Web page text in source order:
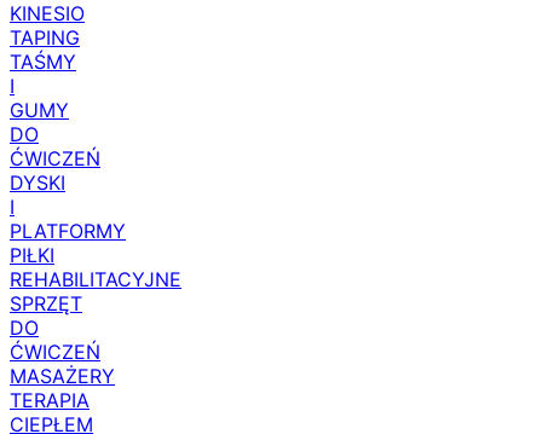
KINESIO
TAPING
TAŚMY
I
GUMY
DO
ĆWICZEŃ
DYSKI
I
PLATFORMY
PIŁKI
REHABILITACYJNE
SPRZĘT
DO
ĆWICZEŃ
MASAŻERY
TERAPIA
CIEPŁEM